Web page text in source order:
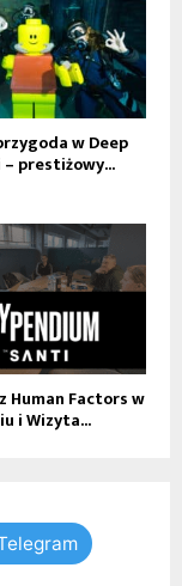
w Deep
– prestiżowy...
Human Factors w
i Wizyta...